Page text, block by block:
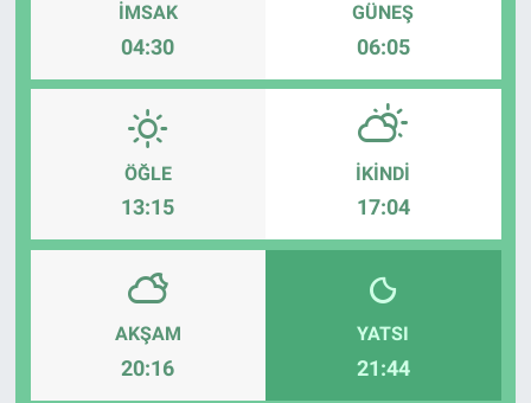
İMSAK
04:30
GÜNEŞ
06:05
ÖĞLE
13:15
İKINDI
17:04
AKŞAM
20:16
YATSI
21:44